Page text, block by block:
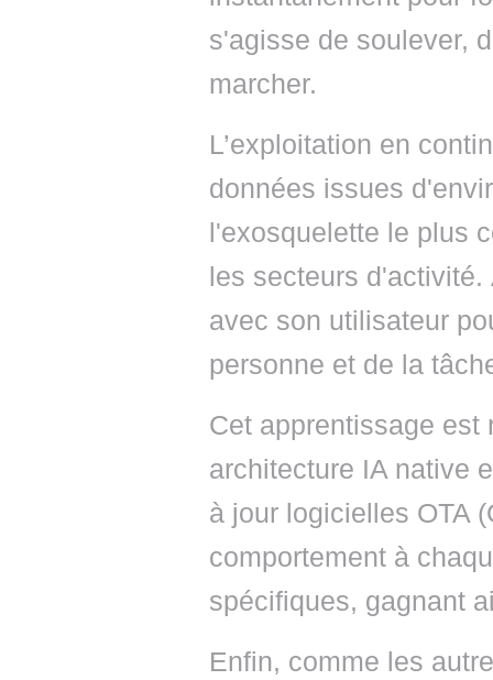
s'agisse de soulever,
marcher.
L’exploitation en
données issues
l'exosquelette le plus
les secteurs
avec son utilisateur
personne et de la
Cet apprentissage est
architecture IA native
à jour logicielles OTA
comportement à
spécifiques, gagnant
Enfin, comme les